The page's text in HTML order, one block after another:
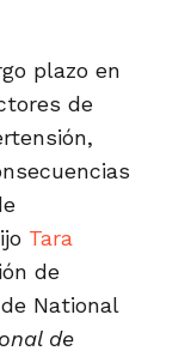
plazo en
de
Tara
de
National
de